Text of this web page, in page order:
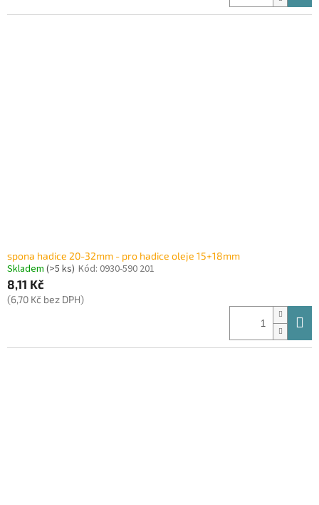
spona hadice 20-32mm - pro hadice oleje 15+18mm
Skladem (>5 ks) Kód: 0930-590 201
8,11 Kč
(6,70 Kč bez DPH)